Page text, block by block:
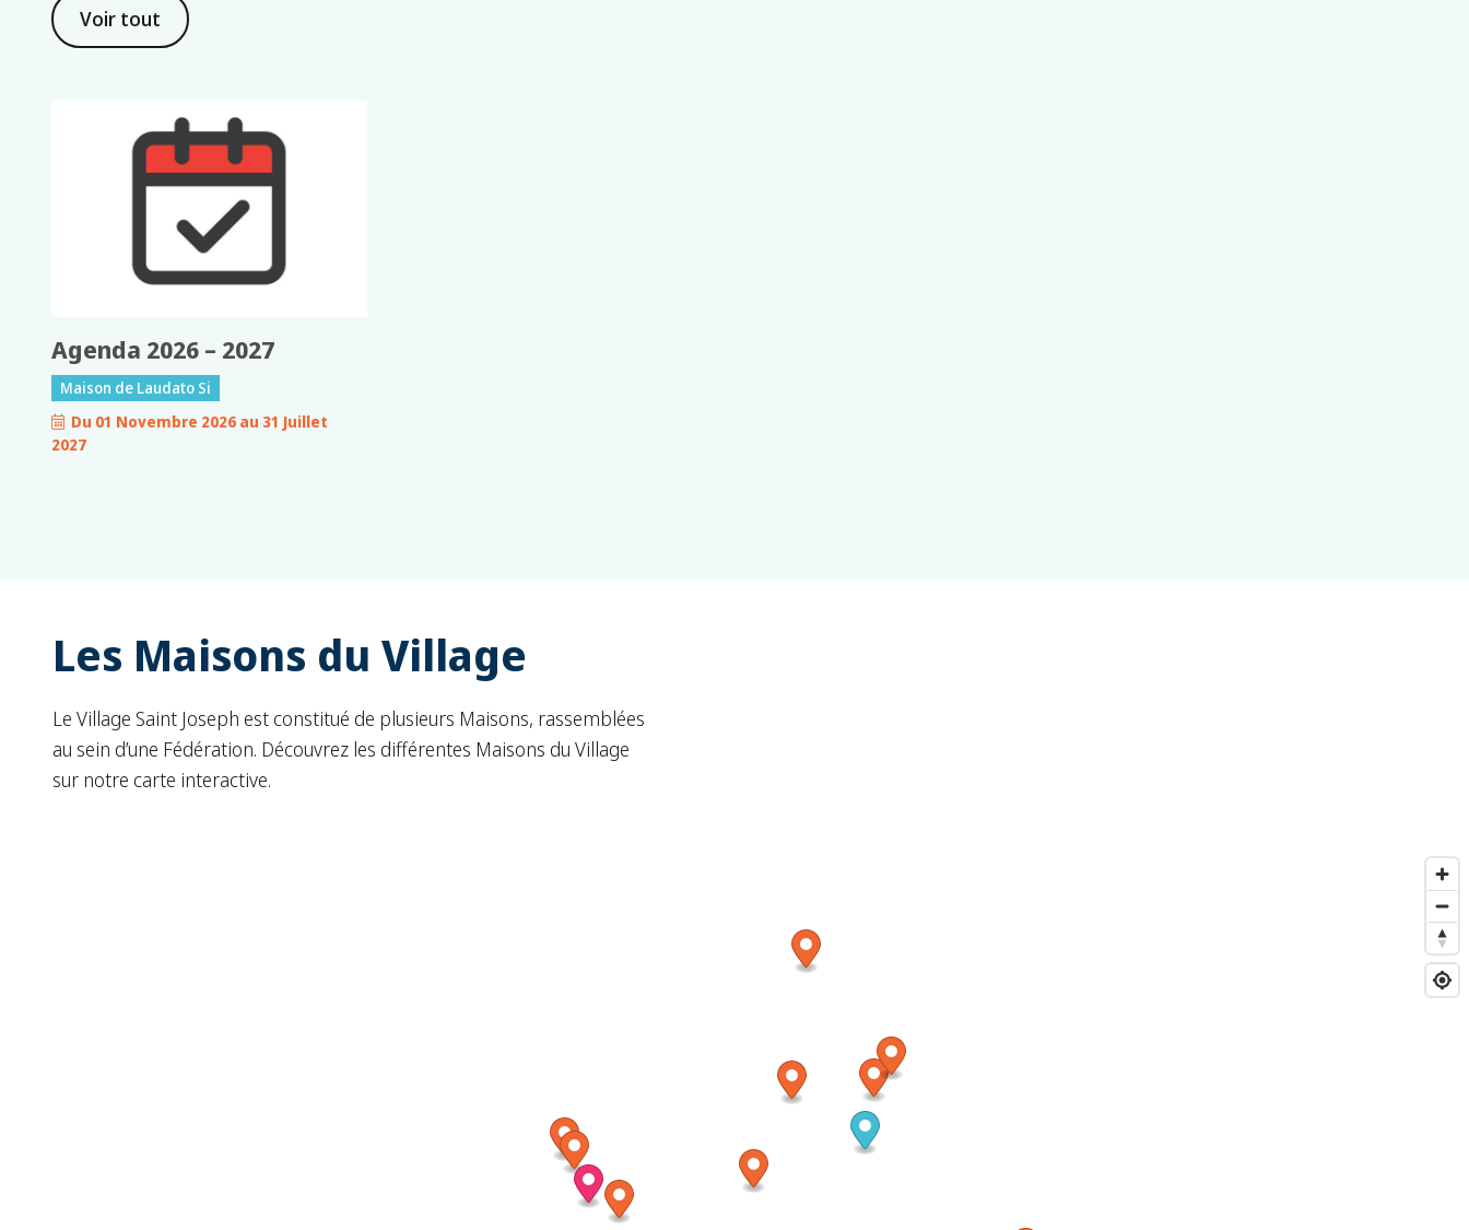
Voir tout
Agenda 2026 – 2027
Maison de Laudato Si
Du 01 Novembre 2026 au 31 Juillet
2027
Les Maisons du Village
Le Village Saint Joseph est constitué de plusieurs Maisons, rassemblées
au sein d’une Fédération. Découvrez les différentes Maisons du Village
sur notre carte interactive.